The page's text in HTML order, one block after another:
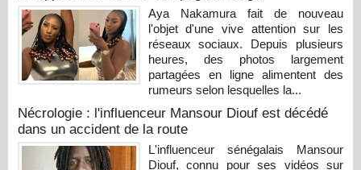
Aya Nakamura fait de nouveau
l'objet d'une vive attention sur les
réseaux sociaux. Depuis plusieurs
heures, des photos largement
partagées en ligne alimentent des
rumeurs selon lesquelles la...
Nécrologie : l'influenceur Mansour Diouf est décédé
dans un accident de la route
L'influenceur sénégalais Mansour
Diouf, connu pour ses vidéos sur